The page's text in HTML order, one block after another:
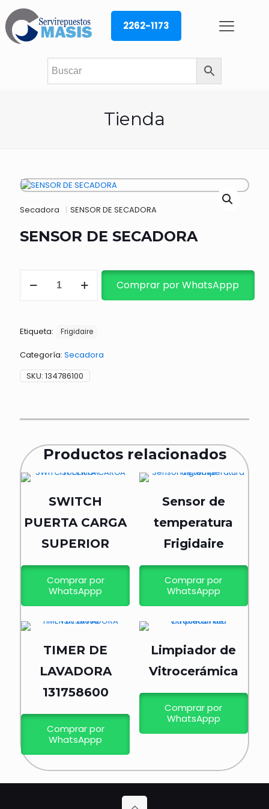
2262-1173
Tienda
Secadora SENSOR DE SECADORA
SENSOR DE SECADORA
Comprar por WhatsAppp
Etiqueta: Frigidaire
Categoría: Secadora
SKU: 134786100
Productos relacionados
SWITCH
PUERTA CARGA
SUPERIOR
Comprar por
WhatsAppp
Sensor de
temperatura
Frigidaire
Comprar por
WhatsAppp
TIMER DE
LAVADORA
131758600
Comprar por
WhatsAppp
Limpiador de
Vitrocerámica
Comprar por
WhatsAppp